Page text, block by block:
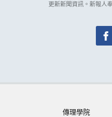
更新新聞資訊。新報人
傳理學院